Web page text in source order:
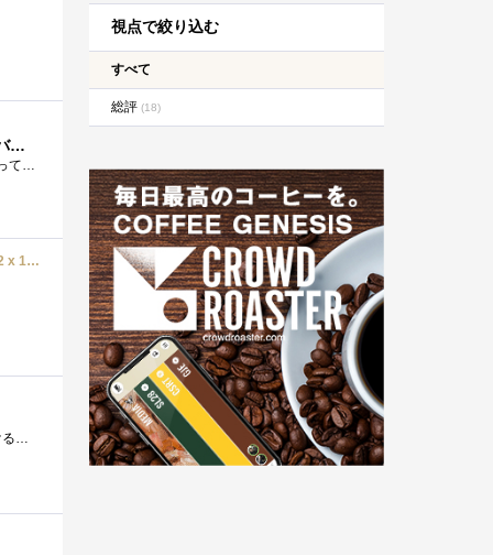
簡単NAS。Synology DiskStation DS215+。初心者でも迷うことない程、簡単。そしてオーディオサーバーとしては最適！
SynologyDiskStationDS215+のプレミアムレビューになります。 自分の環境のことさて、まずは昔からデータを集めてはっていう感じの人です。昔は自作PC...
UGREEN NASync DXP6800 Pro 6ベイデスクトップNAS、Intel i5 1235u 10コアCPU、8GB DDR5 RAM、128G SSD、2 x 10GbE、2 x M.2 NVMeスロット、8K HDMI、2 x TBT4、ネットワーク接続ストレージ (ディスクレス)
10Gのテストをするさい、いちいちデスクトップを引っ張り出してくるのが体力的に厳しくなってきたので、ノートでいけるのかどうか試したくな�...
視点で絞り込む
すべて
総評 (18)